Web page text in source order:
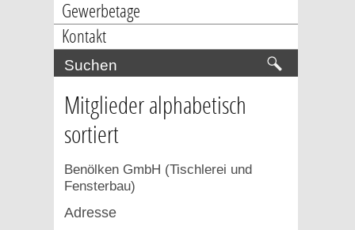
Gewerbetage
Kontakt
Mitglieder alphabetisch
sortiert
Benölken GmbH (Tischlerei und
Fensterbau)
Adresse